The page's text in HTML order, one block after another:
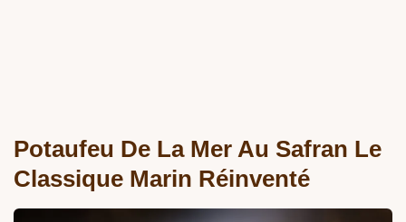
Potaufeu De La Mer Au Safran Le
Classique Marin Réinventé